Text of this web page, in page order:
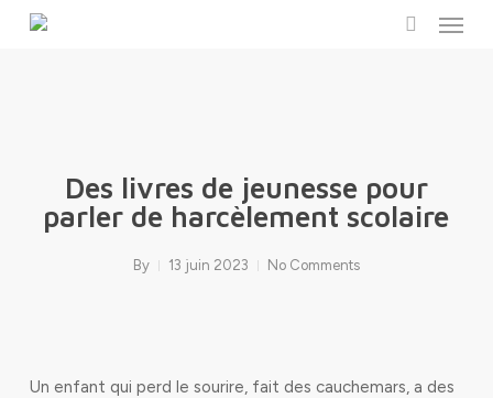
Menu
Des livres de jeunesse pour
parler de harcèlement scolaire
By 13 juin 2023 No Comments
Un enfant qui perd le sourire, fait des cauchemars, a des